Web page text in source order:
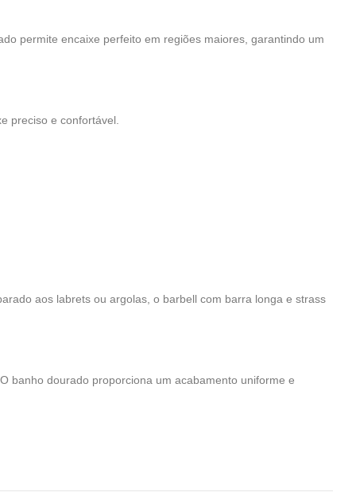
permite encaixe perfeito em regiões maiores, garantindo um
preciso e confortável.
aos labrets ou argolas, o barbell com barra longa e strass
banho dourado proporciona um acabamento uniforme e